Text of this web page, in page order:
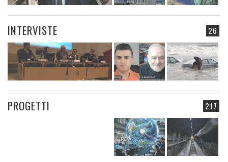
26
INTERVISTE
217
PROGETTI